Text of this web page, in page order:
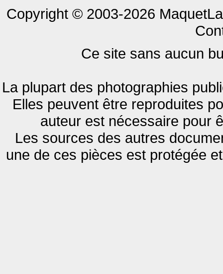
Copyright © 2003-2026
Ce site sans aucun
La plupart des photographies
Elles peuvent être reproduites
auteur est nécessaire pour
Les sources des autres
une de ces pièces est protégée